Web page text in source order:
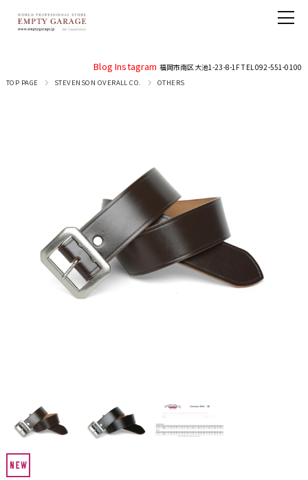
Blog Instagram 福岡市南区大池1-23-8-1F TEL 092-551-0100
TOP PAGE STEVENSON OVERALL CO. OTHERS